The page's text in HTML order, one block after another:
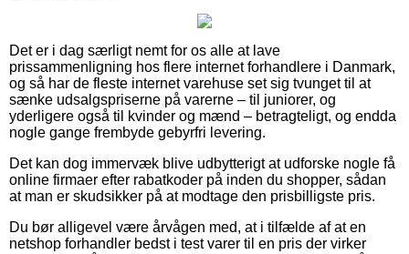
Det er i dag særligt nemt for os alle at lave
prissammenligning hos flere internet forhandlere i Danmark,
og så har de fleste internet varehuse set sig tvunget til at
sænke udsalgspriserne på varerne – til juniorer, og
yderligere også til kvinder og mænd – betragteligt, og endda
nogle gange frembyde gebyrfri levering.
Det kan dog immervæk blive udbytterigt at udforske nogle få
online firmaer efter rabatkoder på inden du shopper, sådan
at man er skudsikker på at modtage den prisbilligste pris.
Du bør alligevel være årvågen med, at i tilfælde af at en
netshop forhandler bedst i test varer til en pris der virker